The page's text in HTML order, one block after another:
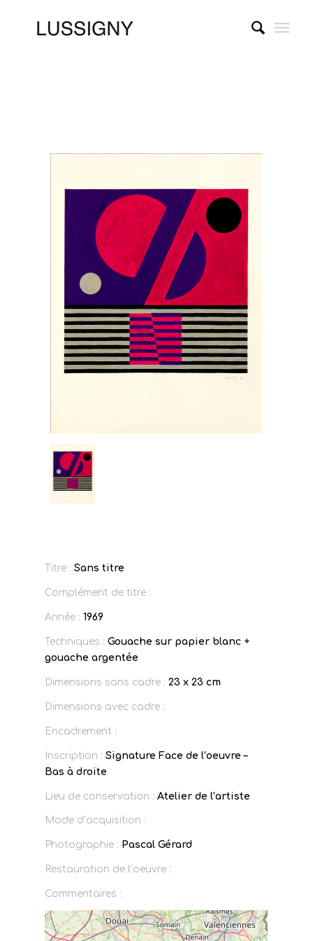
Titre : Sans titre
Complément de titre :
Année : 1969
Techniques : Gouache sur papier blanc +
gouache argentée
Dimensions sans cadre : 23 x 23 cm
Dimensions avec cadre :
Encadrement :
Inscription : Signature Face de l’oeuvre –
Bas à droite
Lieu de conservation : Atelier de l’artiste
Mode d’acquisition :
Photographie : Pascal Gérard
Restauration de l’oeuvre :
Commentaires :